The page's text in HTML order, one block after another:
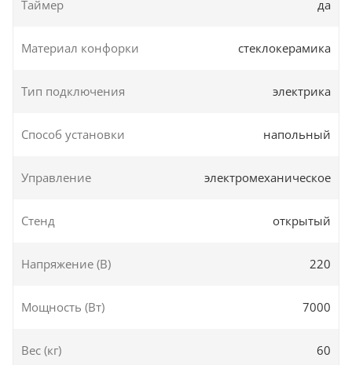
Таймер да
Материал конфорки стеклокерамика
Тип подключения электрика
Способ установки напольный
Управление электромеханическое
Стенд открытый
Напряжение (В) 220
Мощность (Вт) 7000
Вес (кг) 60